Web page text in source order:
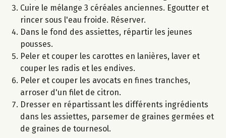
Cuire le mélange 3 céréales anciennes. Egoutter et
rincer sous l'eau froide. Réserver.
Dans le fond des assiettes, répartir les jeunes
pousses.
Peler et couper les carottes en lanières, laver et
couper les radis et les endives.
Peler et couper les avocats en fines tranches,
arroser d'un filet de citron.
Dresser en répartissant les différents ingrédients
dans les assiettes, parsemer de graines germées et
de graines de tournesol.